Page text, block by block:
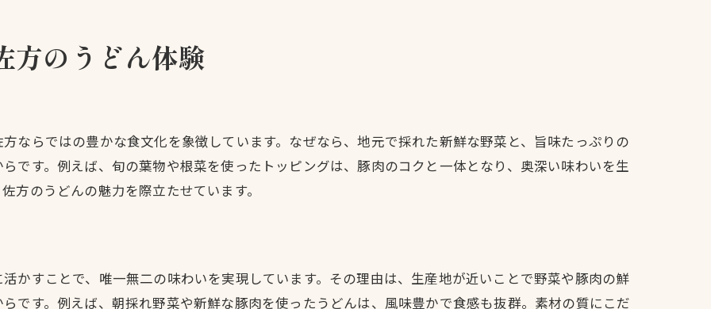
家族で楽しむ佐方のうどん文化入門
豚肉とうどんが織りなす新たな味覚へ
新感覚のうどん料理で味覚の発見を楽しむ
豚肉入りうどんのアレンジ例を徹底解説
佐方独自のうどん作りのこだわりとは
方のうどん体験
ならではの豊かな食文化を象徴しています。なぜなら、地元で採れた新鮮な野菜と、旨味たっぷりの
です。例えば、旬の葉物や根菜を使ったトッピングは、豚肉のコクと一体となり、奥深い味わいを生
方のうどんの魅力を際立たせています。
かすことで、唯一無二の味わいを実現しています。その理由は、生産地が近いことで野菜や豚肉の鮮
です。例えば、朝採れ野菜や新鮮な豚肉を使ったうどんは、風味豊かで食感も抜群。素材の質にこだ